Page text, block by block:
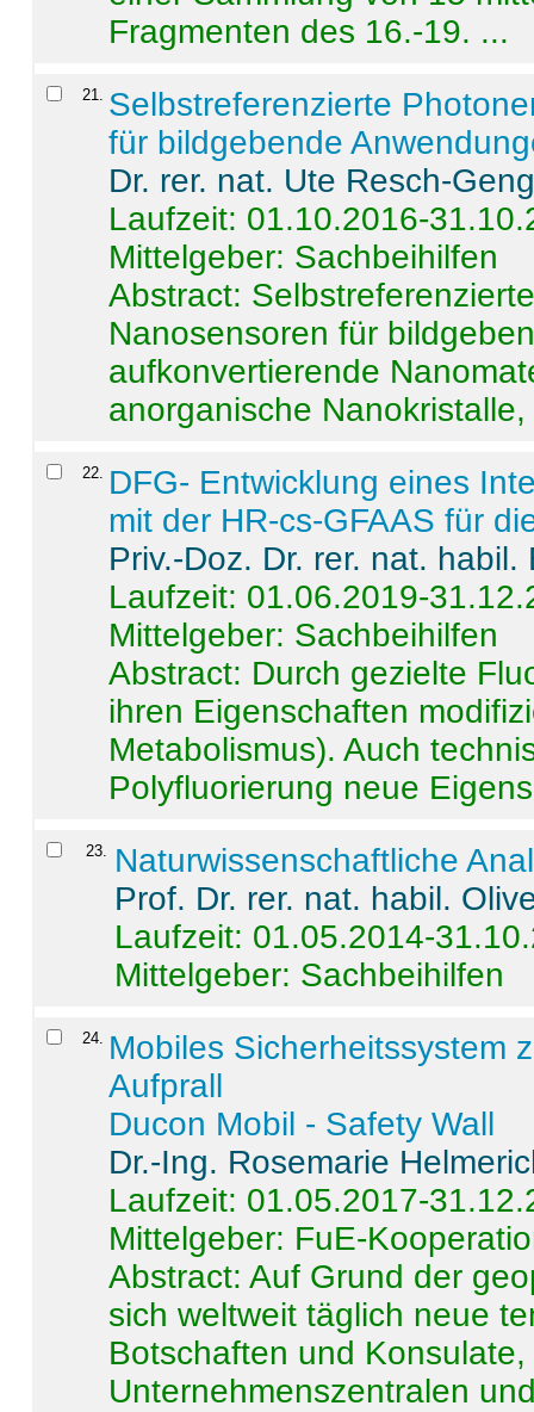
Fragmenten des 16.-19. ...
21
Selbstreferenzierte
für bildgebende
Dr. rer. nat. Ute Resch-
Laufzeit: 01.10.2016-
Mittelgeber: Sachbeihilfen
Abstract:
Nanosensoren für
aufkonvertierende
anorganische
22
DFG- Entwicklung eines
mit der HR-cs-GFAAS für
Priv.-Doz. Dr. rer. nat.
Laufzeit: 01.06.2019-
Mittelgeber: Sachbeihilfen
Abstract: Durch gezielte
ihren Eigenschaften
Metabolismus). Auch
Polyfluorierung neue
23. Naturwissenschaftliche
Prof. Dr. rer. nat. habil.
Laufzeit: 01.05.2014-
Mittelgeber: Sachbeihilfen
24. Mobiles Sicherheitssystem
Aufprall
Ducon Mobil - Safety Wall
Dr.-Ing. Rosemarie
Laufzeit: 01.05.2017-
Mittelgeber: FuE-
Abstract:Auf Grund der
sich weltweit täglich neue
Botschaften und
Unternehmenszentralen